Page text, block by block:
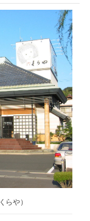
らや）